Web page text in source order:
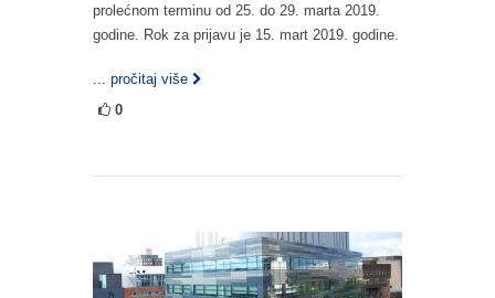
prolećnom terminu od 25. do 29. marta 2019.
godine. Rok za prijavu je 15. mart 2019. godine.
... pročitaj više
0